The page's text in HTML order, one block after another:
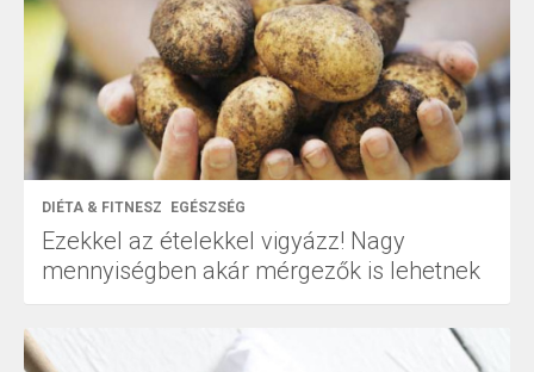
DIÉTA & FITNESZ EGÉSZSÉG
Ezekkel az ételekkel vigyázz! Nagy
mennyiségben akár mérgezők is lehetnek